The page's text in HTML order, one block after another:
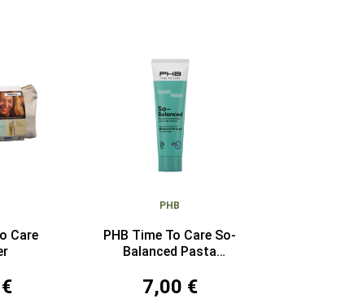
Care
PHB
PHB Time To Care So-
Balanced Pasta
7,00 €